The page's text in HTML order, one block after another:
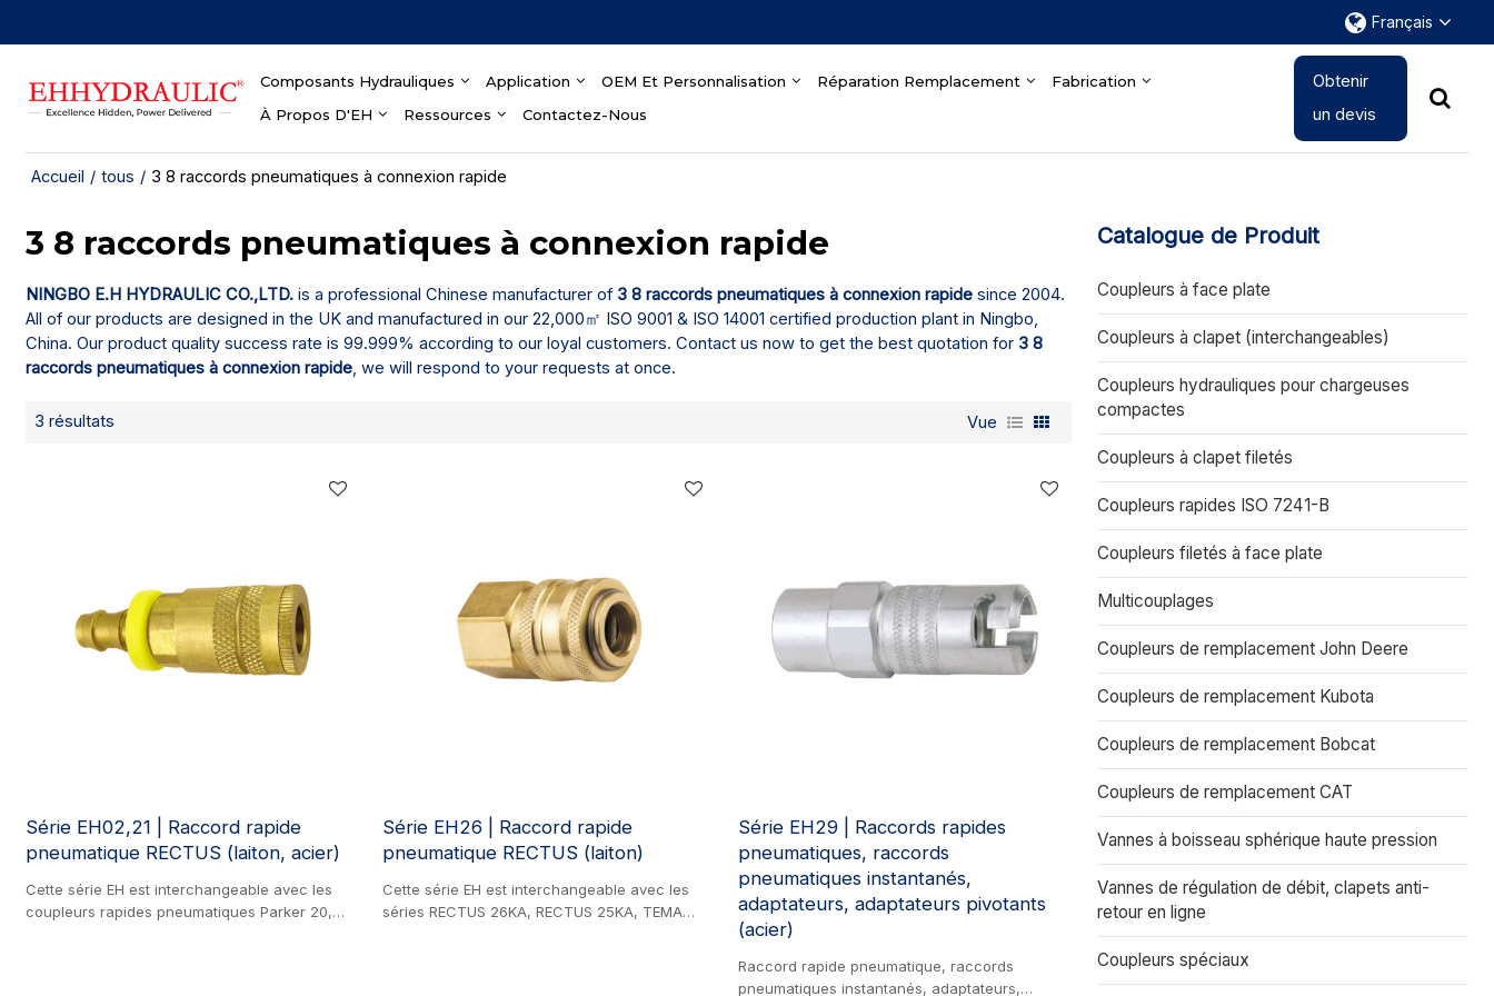
Français
Composants Hydrauliques Application OEM Et Personnalisation Réparation Remplacement
Fabrication
À Propos D'EH
Ressources Contactez-Nous
Obtenir
un devis
Accueil / tous / 3 8 raccords pneumatiques à connexion rapide
3 8 raccords pneumatiques à connexion rapide
NINGBO E.H HYDRAULIC CO.,LTD. is a professional Chinese manufacturer of 3 8 raccords pneumatiques à connexion rapide since 2004.
All of our products are designed in the UK and manufactured in our 22,000㎡ ISO 9001 & ISO 14001 certified production plant in Ningbo,
China. Our product quality success rate is 99.999% according to our loyal customers. Contact us now to get the best quotation for 3 8
raccords pneumatiques à connexion rapide, we will respond to your requests at once.
3 résultats Vue
Série EH02,21 | Raccord rapide
pneumatique RECTUS (laiton, acier)
Cette série EH est interchangeable avec les
coupleurs rapides pneumatiques Parker 20,
Série EH26 | Raccord rapide
pneumatique RECTUS (laiton)
Cette série EH est interchangeable avec les
séries RECTUS 26KA, RECTUS 25KA, TEMA
Série EH29 | Raccords rapides
pneumatiques, raccords
pneumatiques instantanés,
adaptateurs, adaptateurs pivotants
(acier)
Raccord rapide pneumatique, raccords
pneumatiques instantanés, adaptateurs,
Catalogue de Produit
Coupleurs à face plate
Coupleurs à clapet (interchangeables)
Coupleurs hydrauliques pour chargeuses
compactes
Coupleurs à clapet filetés
Coupleurs rapides ISO 7241-B
Coupleurs filetés à face plate
Multicouplages
Coupleurs de remplacement John Deere
Coupleurs de remplacement Kubota
Coupleurs de remplacement Bobcat
Coupleurs de remplacement CAT
Vannes à boisseau sphérique haute pression
Vannes de régulation de débit, clapets anti-
retour en ligne
Coupleurs spéciaux